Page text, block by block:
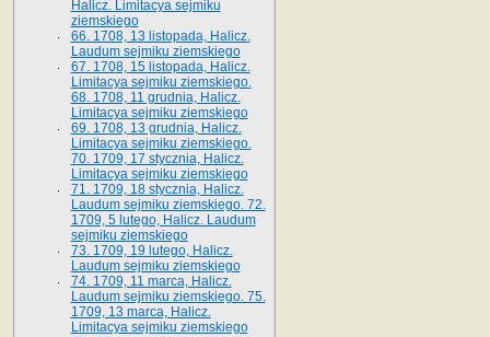
Halicz. Limitacya sejmiku
ziemskiego
66. 1708, 13 listopada, Halicz.
Laudum sejmiku ziemskiego
67. 1708, 15 listopada, Halicz.
Limitacya sejmiku ziemskiego.
68. 1708, 11 grudnia, Halicz.
Limitacya sejmiku ziemskiego
69. 1708, 13 grudnia, Halicz.
Limitacya sejmiku ziemskiego.
70. 1709, 17 stycznia, Halicz.
Limitacya sejmiku ziemskiego
71. 1709, 18 stycznia, Halicz.
Laudum sejmiku ziemskiego. 72.
1709, 5 lutego, Halicz. Laudum
sejmiku ziemskiego
73. 1709, 19 lutego, Halicz.
Laudum sejmiku ziemskiego
74. 1709, 11 marca, Halicz.
Laudum sejmiku ziemskiego. 75.
1709, 13 marca, Halicz.
Limitacya sejmiku ziemskiego